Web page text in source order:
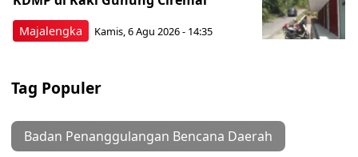
Majalengka Kamis, 6 Agu 2026 - 14:35
Tag Populer
Badan Penanggulangan Bencana Daerah